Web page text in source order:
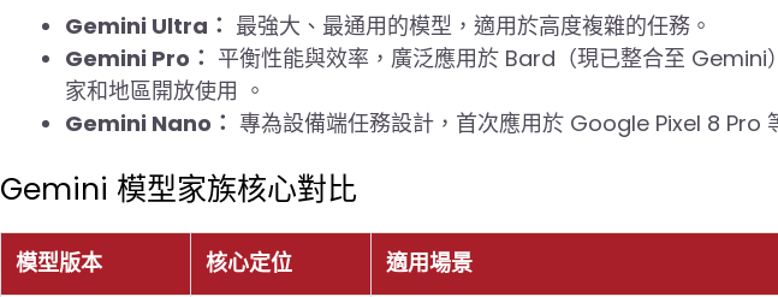
Gemini Ultra： 最強大、最通用的模型，適用於高度複雜的任務。
Gemini Pro： 平衡性能與效率，廣泛應用於 Bard（現已整合至 Gemini
家和地區開放使用 。
Gemini Nano： 專為設備端任務設計，首次應用於 Google Pixel 8 Pro
Gemini 模型家族核心對比
模型版本 核心定位 適用場景